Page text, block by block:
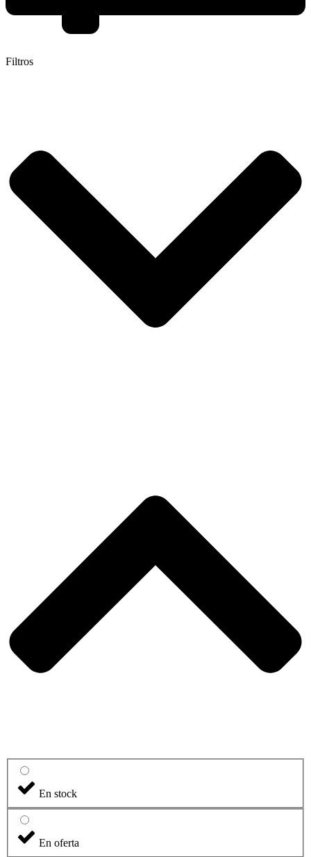
Filtros
En stock
En oferta